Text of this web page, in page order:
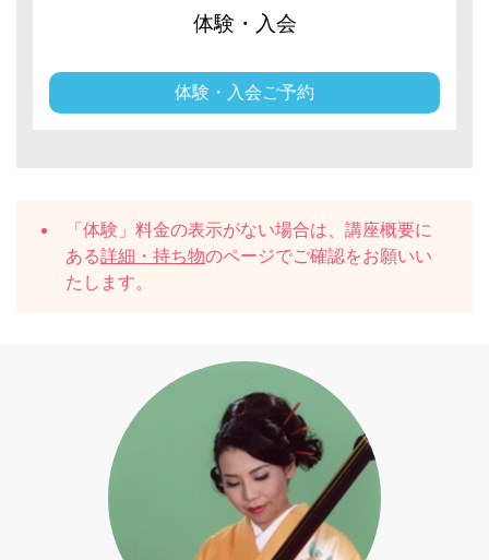
体験・入会
体験・入会ご予約
「体験」料金の表示がない場合は、講座概要に
ある詳細・持ち物のページでご確認をお願いい
たします。